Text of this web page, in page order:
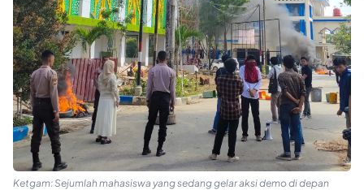
Ketgam: Sejumlah mahasiswa yang sedang gelar aksi demo di depan